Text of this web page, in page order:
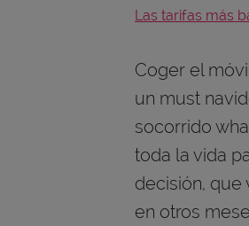
Las tarifas más
Coger el
un must
socorrido
toda la vida
decisión, que
en otros